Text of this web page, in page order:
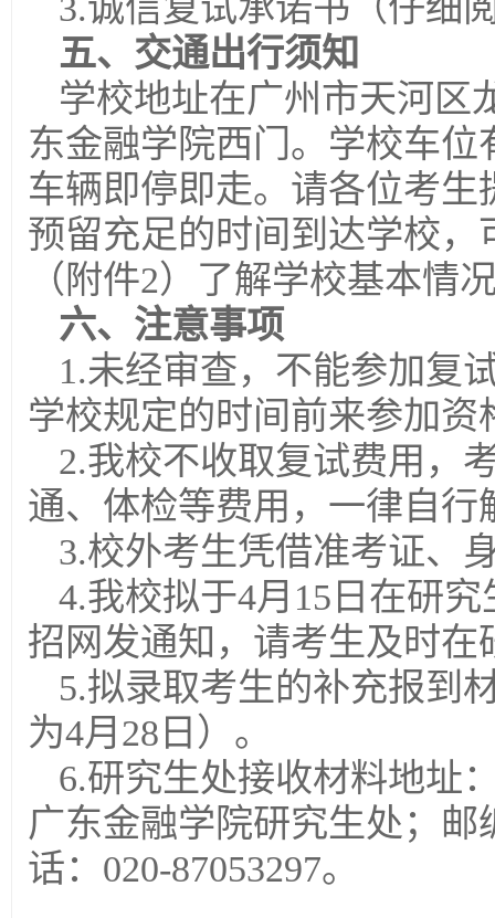
3.诚信复试承诺书（仔细
五、交通出行须知
学校地址在广州市天河区
东金融学院西门。学校车
车辆即停即走。请各位考
预留充足的时间到达学校
（附件2）了解学校基本情
六、注意事项
1.未经审查，不能参加复
学校规定的时间前来参加资
2.我校不收取复试费用，
通、体检等费用，一律自行
3.校外考生凭借准考证、
4.我校拟于4月15日在研
招网发通知， 请考生及时在
5.拟录取考生的补充报到
为4月28日）。
6.研究生处接收材料地址
广东金融学院研究生处；邮
话：020-87053297。